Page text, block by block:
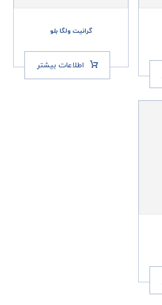
گرانیت ولگا بلو
اطلاعات بیشتر